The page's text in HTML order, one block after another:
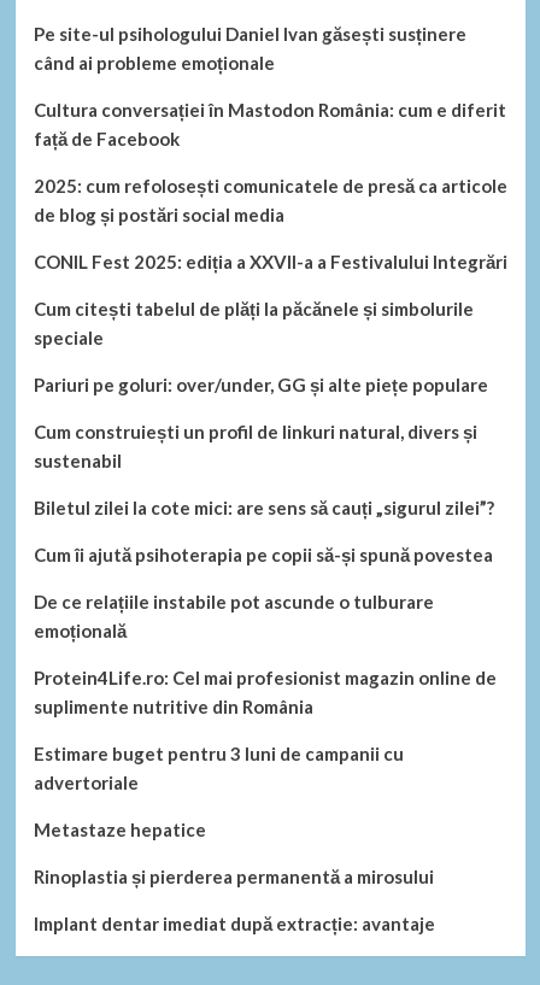
Pe site-ul psihologului Daniel Ivan găsești susținere
când ai probleme emoționale
Cultura conversației în Mastodon România: cum e diferit
față de Facebook
2025: cum refolosești comunicatele de presă ca articole
de blog și postări social media
CONIL Fest 2025: ediția a XXVII-a a Festivalului Integrări
Cum citești tabelul de plăți la păcănele și simbolurile
speciale
Pariuri pe goluri: over/under, GG și alte piețe populare
Cum construiești un profil de linkuri natural, divers și
sustenabil
Biletul zilei la cote mici: are sens să cauți „sigurul zilei”?
Cum îi ajută psihoterapia pe copii să-și spună povestea
De ce relațiile instabile pot ascunde o tulburare
emoțională
Protein4Life.ro: Cel mai profesionist magazin online de
suplimente nutritive din România
Estimare buget pentru 3 luni de campanii cu
advertoriale
Metastaze hepatice
Rinoplastia și pierderea permanentă a mirosului
Implant dentar imediat după extracție: avantaje